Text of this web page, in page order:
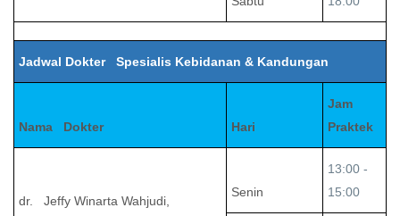
Jadwal Dokter Spesialis Kebidanan & Kandungan
Nama Dokter Hari
Jam
Praktek
dr. Jeffy Winarta Wahjudi,
Senin
13:00 -
15:00